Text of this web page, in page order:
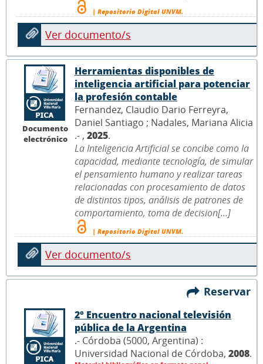
| Repositorio Digital UNVM.
Ver documento/s
Documento
electrónico
Herramientas disponibles de
inteligencia artificial para potenciar
la profesión contable
Fernandez, Claudio Dario Ferreyra,
Daniel Santiago ; Nadales, Mariana Alicia
.- , 2025.
La Inteligencia Artificial se concibe como la
capacidad, mediante tecnología, de simular
el pensamiento humano y realizar tareas
relacionadas con procesamiento de datos
de distintos tipos, análisis de patrones de
comportamiento, toma de decision[...]
| Repositorio Digital UNVM.
Ver documento/s
Reservar
2° Encuentro nacional televisión
pública de la Argentina
.- Córdoba (5000, Argentina) :
Universidad Nacional de Córdoba, 2008.